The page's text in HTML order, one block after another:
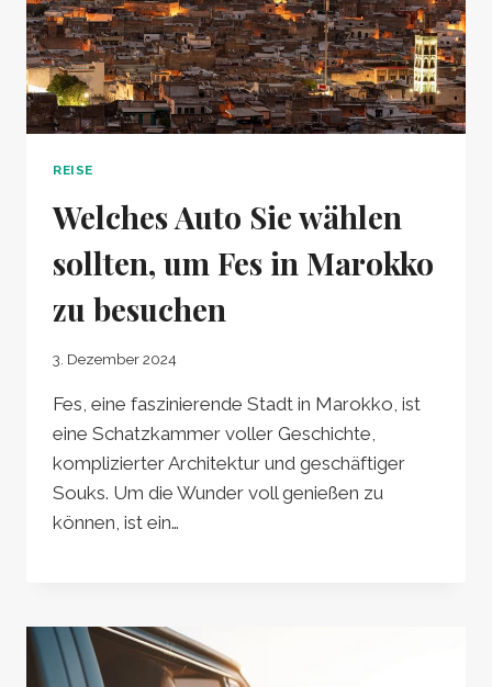
REISE
Welches Auto Sie wählen
sollten, um Fes in Marokko
zu besuchen
3. Dezember 2024
Fes, eine faszinierende Stadt in Marokko, ist
eine Schatzkammer voller Geschichte,
komplizierter Architektur und geschäftiger
Souks. Um die Wunder voll genießen zu
können, ist ein…